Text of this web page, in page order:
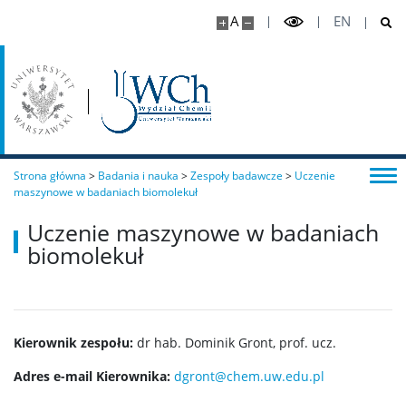
A EN
Dziekanat Studencki
Pełnomocniczka ds. osób ze specjalnymi
potrzebami edukacyjnymi
Program ERASMUS+
Strona główna > Badania i nauka >Zespoły badawcze > Uczenie
maszynowe w badaniach biomolekuł
Uczenie maszynowe w badaniach
biomolekuł
Kierownik zespołu: dr hab. Dominik Gront, prof. ucz.
Adres e-mail Kierownika: dgront@chem.uw.edu.pl